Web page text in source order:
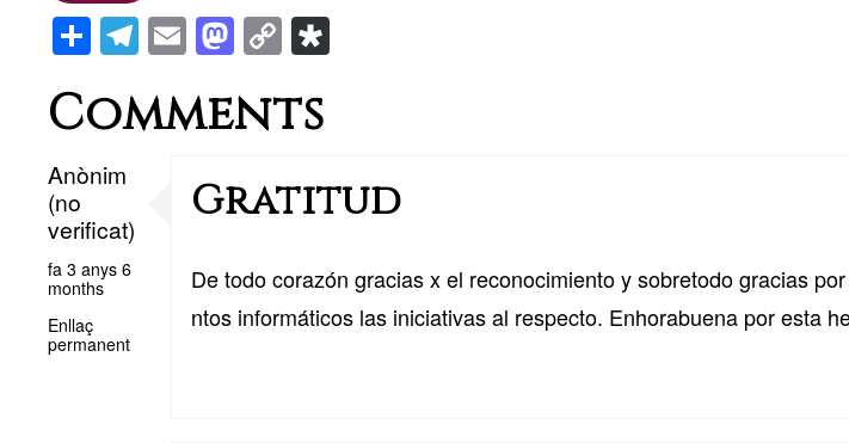
S
h
ar
e
T
el
e
gr
E
m
ail
M
a
st
o
d
o
n
C
o
p
y
Li
n
or
a
Comments
Anònim
(no
verificat)
fa 3 anys 6
months
Enllaç
permanent
Gratitud
De todo corazón gracias x el reconocimiento y sobretodo gracias
ntos informáticos las iniciativas al respecto. Enhorabuena por esta